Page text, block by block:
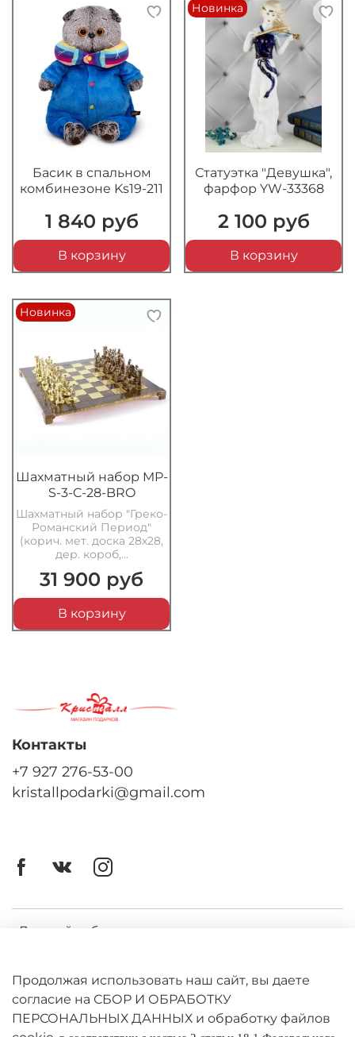
Басик в спальном
комбинезоне Ks19-211
1 840 руб
В корзину
Новинка
Статуэтка "Девушка",
фарфор YW-33368
2 100 руб
В корзину
Новинка
Шахматный набор MP-
S-3-C-28-BRO
Шахматный набор "Греко-
Романский Период"
(корич. мет. доска 28х28,
дер. короб,...
31 900 руб
В корзину
Личный кабинет
Политика конфиденциальности
Оплата и доставка
Контакты
+7 927 276-53-00
kristallpodarki@gmail.com
Продолжая использовать наш сайт, вы даете
согласие на СБОР И ОБРАБОТКУ
ПЕРСОНАЛЬНЫХ ДАННЫХ и обработку файлов